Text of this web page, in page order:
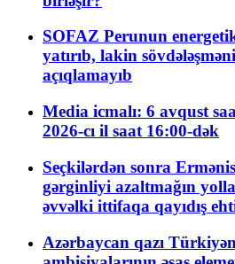
SOFAZ Perunun
yatırıb, lakin
açıqlamayıb
Media icmalı: 6 avqust
2026-cı il saat 16:00-dək
Seçkilərdən sonra
gərginliyi azaltmağın
əvvəlki ittifaqa qayıdış
Azərbaycan qazı